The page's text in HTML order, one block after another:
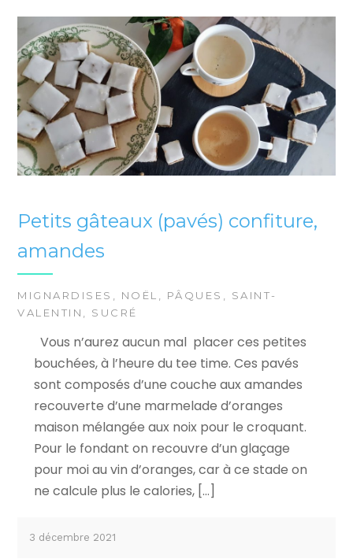
Petits gâteaux (pavés) confiture,
amandes
MIGNARDISES , NOËL , PÂQUES , SAINT-
VALENTIN , SUCRÉ
Vous n’aurez aucun mal placer ces petites
bouchées, à l’heure du tee time. Ces pavés
sont composés d’une couche aux amandes
recouverte d’une marmelade d’oranges
maison mélangée aux noix pour le croquant.
Pour le fondant on recouvre d’un glaçage
pour moi au vin d’oranges, car à ce stade on
ne calcule plus le calories, […]
3 décembre 2021